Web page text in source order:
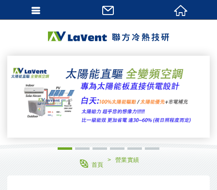
首頁
營業實績